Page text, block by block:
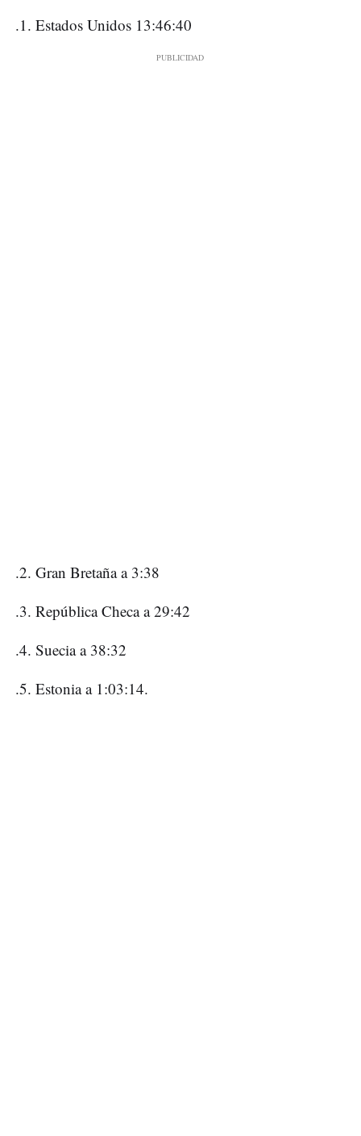
.1. Estados Unidos 13:46:40
.2. Gran Bretaña a 3:38
.3. República Checa a 29:42
.4. Suecia a 38:32
.5. Estonia a 1:03:14.